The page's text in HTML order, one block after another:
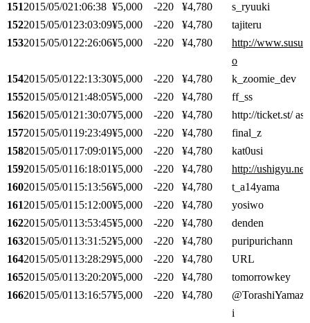
1512015/05/021:06:38 ¥5,000 -220 ¥4,780
s_ryuuki
1522015/05/01 23:03:09¥5,000 -220 ¥4,780
tajiteru
1532015/05/01 22:26:06¥5,000 -220 ¥4,780
http://
o
1542015/05/01 22:13:30¥5,000 -220 ¥4,780
k_zoomie_dev
1552015/05/01 21:48:05¥5,000 -220 ¥4,780
ff_ss
1562015/05/01 21:30:07¥5,000 -220 ¥4,780
http://ticket.st/
1572015/05/01 19:23:49¥5,000 -220 ¥4,780
final_z
1582015/05/01 17:09:01¥5,000 -220 ¥4,780
kat0usi
1592015/05/01 16:18:01¥5,000 -220 ¥4,780
http://ushigyu.net/
1602015/05/01 15:13:56¥5,000 -220 ¥4,780
t_a14yama
1612015/05/01 15:12:00¥5,000 -220 ¥4,780
yosiwo
1622015/05/01 13:53:45¥5,000 -220 ¥4,780
denden
1632015/05/01 13:31:52¥5,000 -220 ¥4,780
puripurichann
1642015/05/01 13:28:29¥5,000 -220 ¥4,780
URL
1652015/05/01 13:20:20¥5,000 -220 ¥4,780
tomorrowkey
1662015/05/01 13:16:57¥5,000 -220 ¥4,780
i